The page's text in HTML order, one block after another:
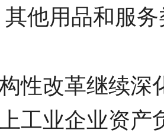
他用品和服
性改革继续深
工业企业资产